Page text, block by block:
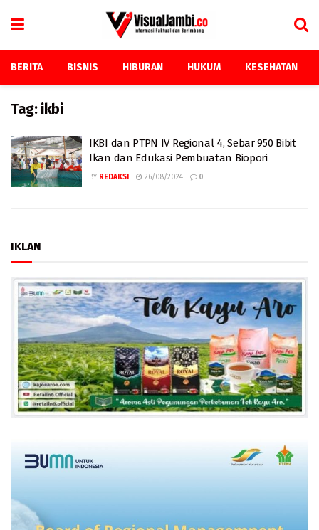
BERITA BISNIS HIBURAN HUKUM KESEHATAN
Tag: ikbi
IKBI dan PTPN IV Regional 4, Sebar 950 Bibit
Ikan dan Edukasi Pembuatan Biopori
BY REDAKSI 26/08/2024 0
IKLAN